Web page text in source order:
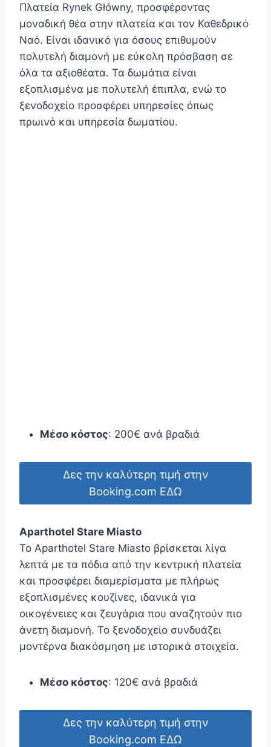
Πλατεία Rynek Główny, προσφέροντας
μοναδική θέα στην πλατεία και τον Καθεδρικό
Ναό. Είναι ιδανικό για όσους επιθυμούν
πολυτελή διαμονή με εύκολη πρόσβαση σε
όλα τα αξιοθέατα. Τα δωμάτια είναι
εξοπλισμένα με πολυτελή έπιπλα, ενώ το
ξενοδοχείο προσφέρει υπηρεσίες όπως
πρωινό και υπηρεσία δωματίου.
Μέσο κόστος: 200€ ανά βραδιά
Δες την καλύτερη τιμή στην
Booking.com ΕΔΩ
Aparthotel Stare Miasto
Το Aparthotel Stare Miasto βρίσκεται λίγα
λεπτά με τα πόδια από την κεντρική πλατεία
και προσφέρει διαμερίσματα με πλήρως
εξοπλισμένες κουζίνες, ιδανικά για
οικογένειες και ζευγάρια που αναζητούν πιο
άνετη διαμονή. Το ξενοδοχείο συνδυάζει
μοντέρνα διακόσμηση με ιστορικά στοιχεία.
Μέσο κόστος: 120€ ανά βραδιά
Δες την καλύτερη τιμή στην
Booking.com ΕΔΩ